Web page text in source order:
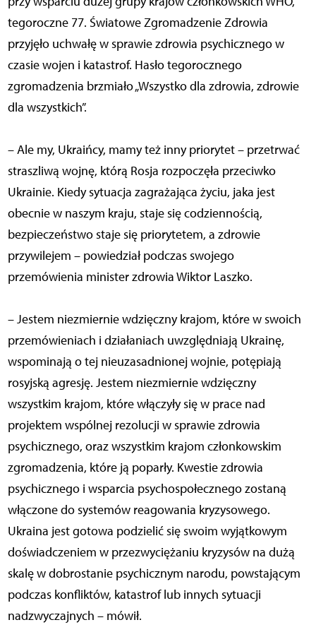
tegoroczne 77. Światowe Zgromadzenie Zdrowia
przyjęło uchwałę w sprawie zdrowia psychicznego w
czasie wojen i katastrof. Hasło tegorocznego
zgromadzenia brzmiało „Wszystko dla zdrowia, zdrowie
dla wszystkich”.
– Ale my, Ukraińcy, mamy też inny priorytet – przetrwać
straszliwą wojnę, którą Rosja rozpoczęła przeciwko
Ukrainie. Kiedy sytuacja zagrażająca życiu, jaka jest
obecnie w naszym kraju, staje się codziennością,
bezpieczeństwo staje się priorytetem, a zdrowie
przywilejem – powiedział podczas swojego
przemówienia minister zdrowia Wiktor Laszko.
– Jestem niezmiernie wdzięczny krajom, które w swoich
przemówieniach i działaniach uwzględniają Ukrainę,
wspominają o tej nieuzasadnionej wojnie, potępiają
rosyjską agresję. Jestem niezmiernie wdzięczny
wszystkim krajom, które włączyły się w prace nad
projektem wspólnej rezolucji w sprawie zdrowia
psychicznego, oraz wszystkim krajom członkowskim
zgromadzenia, które ją poparły. Kwestie zdrowia
psychicznego i wsparcia psychospołecznego zostaną
włączone do systemów reagowania kryzysowego.
Ukraina jest gotowa podzielić się swoim wyjątkowym
doświadczeniem w przezwyciężaniu kryzysów na dużą
skalę w dobrostanie psychicznym narodu, powstającym
podczas konfliktów, katastrof lub innych sytuacji
nadzwyczajnych – mówił.